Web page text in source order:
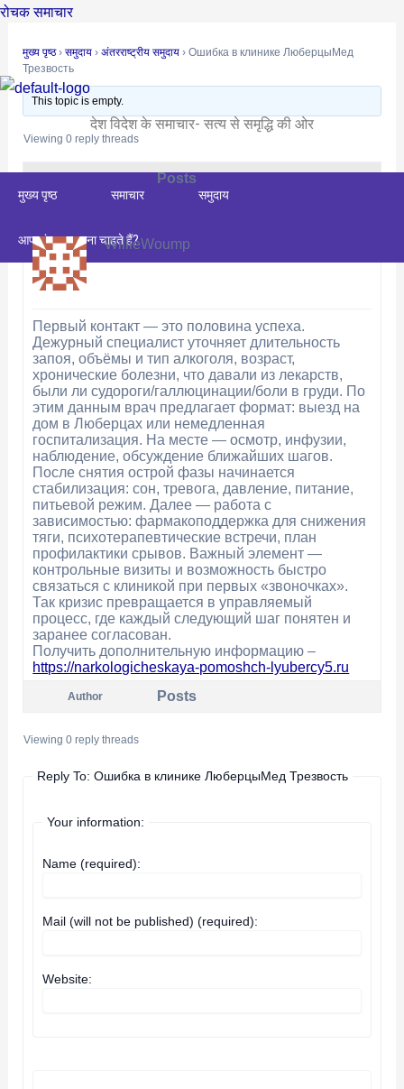
Skip
content
रोचक समाचार
देश विदेश के समाचार- सत्य से समृद्धि की ओर
मुख्य पृष्ठ समाचार समुदाय
आप संपादक बनना चाहते हैं?
मुख्य पृष्ठ › समुदाय › अंतरराष्ट्रीय समुदाय › Ошибка в клинике ЛюберцыМед
Трезвость
This topic is empty.
Viewing 0 reply threads
Posts
WillieWoump
Первый контакт — это половина успеха.
Дежурный специалист уточняет длительность
запоя, объёмы и тип алкоголя, возраст,
хронические болезни, что давали из лекарств,
были ли судороги/галлюцинации/боли в груди. По
этим данным врач предлагает формат: выезд на
дом в Люберцах или немедленная
госпитализация. На месте — осмотр, инфузии,
наблюдение, обсуждение ближайших шагов.
После снятия острой фазы начинается
стабилизация: сон, тревога, давление, питание,
питьевой режим. Далее — работа с
зависимостью: фармакоподдержка для снижения
тяги, психотерапевтические встречи, план
профилактики срывов. Важный элемент —
контрольные визиты и возможность быстро
связаться с клиникой при первых «звоночках».
Так кризис превращается в управляемый
процесс, где каждый следующий шаг понятен и
заранее согласован.
Получить дополнительную информацию –
https://narkologicheskaya-pomoshch-lyubercy5.ru
Author Posts
Viewing 0 reply threads
Reply To: Ошибка в клинике ЛюберцыМед Трезвость
Your information:
Name (required):
Mail (will not be published) (required):
Website:
Post